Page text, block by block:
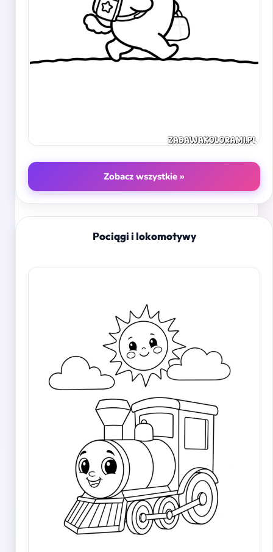
Zobacz wszystkie »
Pociągi i lokomotywy